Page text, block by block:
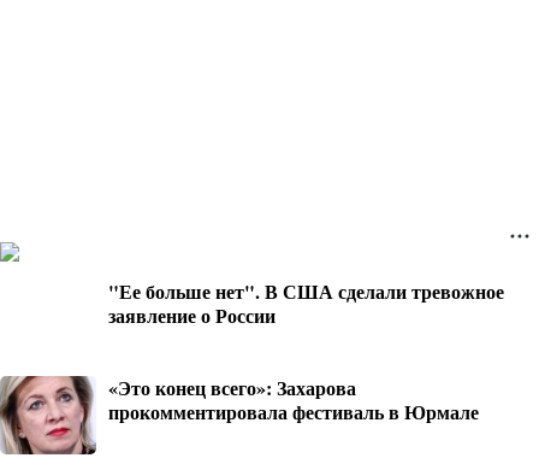
"Ее больше нет". В США сделали тревожное
заявление о России
«Это конец всего»: Захарова
прокомментировала фестиваль в Юрмале